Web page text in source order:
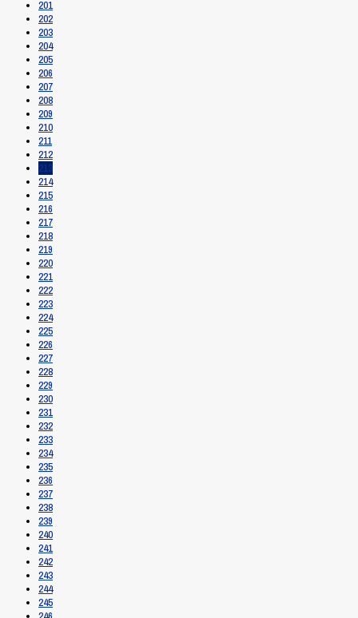
201
202
203
204
205
206
207
208
209
210
211
212
213
214
215
216
217
218
219
220
221
222
223
224
225
226
227
228
229
230
231
232
233
234
235
236
237
238
239
240
241
242
243
244
245